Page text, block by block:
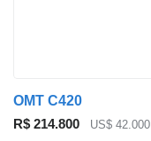
OMT C420
R$ 214.800
US$ 42.000